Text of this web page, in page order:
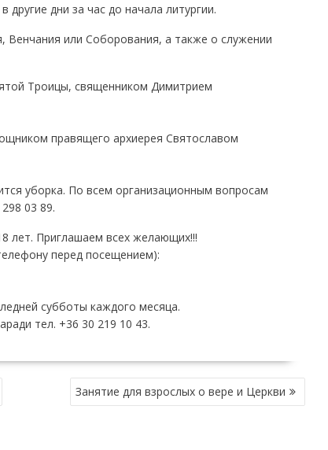
другие дни за час до начала литургии.
или Соборования, а также о служении
Троицы, священником Димитрием
правящего архиерея Святославом
уборка. По всем организационным вопросам
03 89.
лет. Приглашаем всех желающих!!!
перед посещением):
субботы каждого месяца.
тел. +36 30 219 10 43.
Занятие для взрослых о вере и Церкви